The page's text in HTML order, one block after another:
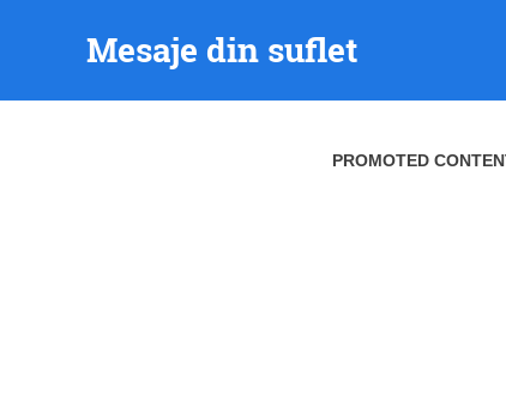
Mesaje din suflet